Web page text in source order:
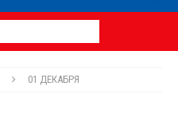
01 ДЕКАБРЯ